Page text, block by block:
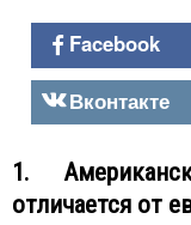
Facebook
Вконтакте
1.
отличается от